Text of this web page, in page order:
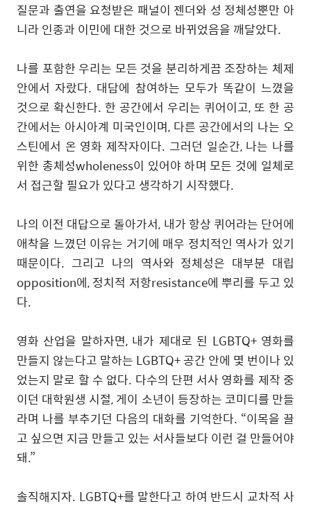
질문과 출연을 요청받은 패널이 젠더와 성 정체성뿐만 아
니라 인종과 이민에 대한 것으로 바뀌었음을 깨달았다.
나를 포함한 우리는 모든 것을 분리하게끔 조장하는 체제
안에서 자랐다. 대담에 참여하는 모두가 똑같이 느꼈을
것으로 확신한다. 한 공간에서 우리는 퀴어이고, 또 한 공
간에서는 아시아계 미국인이며, 다른 공간에서의 나는 오
스틴에서 온 영화 제작자이다. 그러던 일순간, 나는 나를
위한 총체성wholeness이 있어야 하며 모든 것에 일체로
서 접근할 필요가 있다고 생각하기 시작했다.
나의 이전 대답으로 돌아가서, 내가 항상 퀴어라는 단어에
애착을 느꼈던 이유는 거기에 매우 정치적인 역사가 있기
때문이다. 그리고 나의 역사와 정체성은 대부분 대립
opposition에,정치적 저항resistance에 뿌리를 두고 있
다.
영화 산업을 말하자면, 내가 제대로 된 LGBTQ+ 영화를
만들지 않는다고 말하는 LGBTQ+공간 안에 몇 번이나 있
었는지 말로 할 수 없다. 다수의 단편 서사 영화를 제작 중
이던 대학원생 시절,게이 소년이 등장하는 코미디를 만들
라며 나를 부추기던 다음의 대화를 기억한다. “이목을 끌
고 싶으면 지금 만들고 있는 서사들보다 이런 걸 만들어야
돼.”
솔직해지자. LGBTQ+를 말한다고 하여 반드시 교차적 사